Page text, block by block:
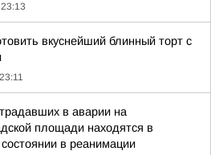
вкуснейший блинный торт с
в аварии на
площади находятся в
в реанимации